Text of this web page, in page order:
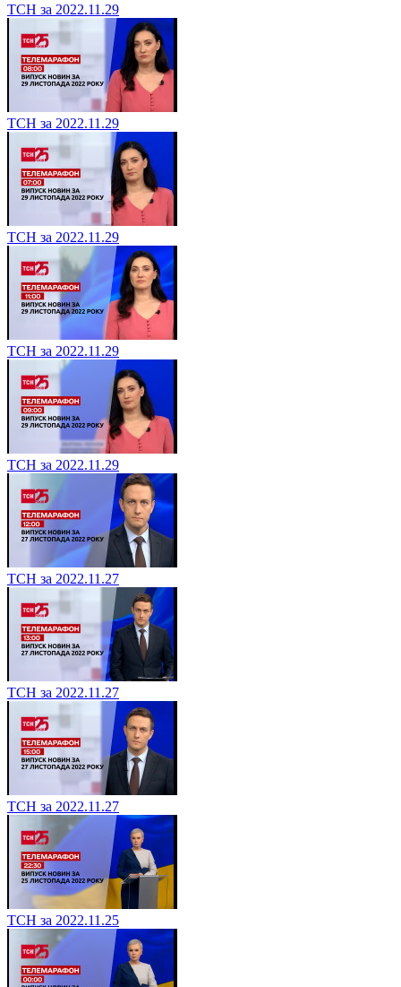
ТСН за 2022.11.29
ТСН за 2022.11.29
ТСН за 2022.11.29
ТСН за 2022.11.29
ТСН за 2022.11.29
ТСН за 2022.11.27
ТСН за 2022.11.27
ТСН за 2022.11.27
ТСН за 2022.11.25